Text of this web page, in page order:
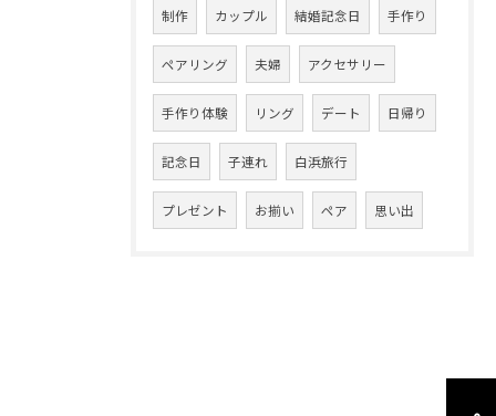
制作 カップル 結婚記念日 手作り
ペアリング 夫婦 アクセサリー
手作り体験 リング デート 日帰り
記念日 子連れ 白浜旅行
プレゼント お揃い ペア 思い出